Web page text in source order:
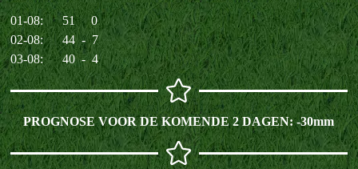
01-08: 51 0
02-08: 44 - 7
03-08: 40 - 4
PROGNOSE VOOR DE KOMENDE 2 DAGEN: -30mm